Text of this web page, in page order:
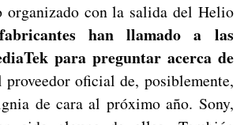
organizado con la salida del Helio
han llamado a las
para preguntar acerca de
oficial de, posiblemente,
de cara al próximo año. Sony,